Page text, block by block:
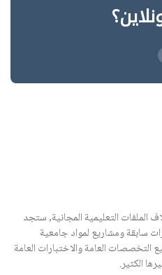
الملفات التعليمية المجانية, ستجد
سابقة ومشاريع لمواد جامعية
العامة والاختبارات العامة